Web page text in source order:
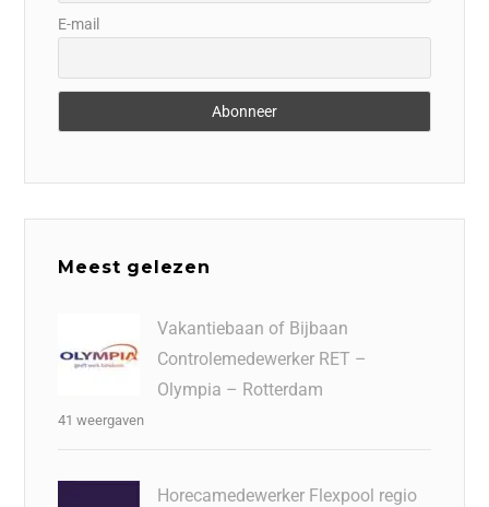
E-mail
Meest gelezen
Vakantiebaan of Bijbaan
Controlemedewerker RET –
Olympia – Rotterdam
41 weergaven
Horecamedewerker Flexpool regio